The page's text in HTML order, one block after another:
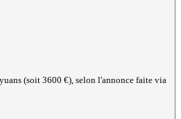
(soit 3600 €), selon l'annonce faite via